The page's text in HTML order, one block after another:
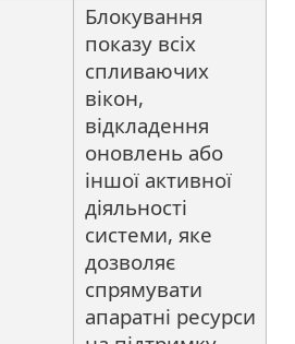
Блокування
показу всіх
спливаючих
вікон,
відкладення
оновлень або
іншої активної
діяльності
системи, яке
дозволяє
спрямувати
апаратні ресурси